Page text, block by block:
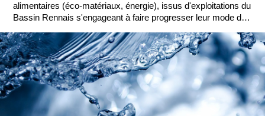
alimentaires (éco-matériaux, énergie), issus d'exploitations du
Bassin Rennais s'engageant à faire progresser leur mode de